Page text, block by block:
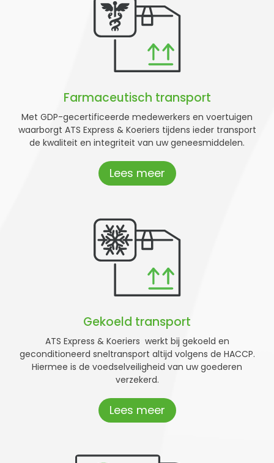
Farmaceutisch transport
Met GDP-gecertificeerde medewerkers en voertuigen
waarborgt ATS Express & Koeriers tijdens ieder transport
de kwaliteit en integriteit van uw geneesmiddelen.
Lees meer
Gekoeld transport
ATS Express & Koeriers werkt bij gekoeld en
geconditioneerd sneltransport altijd volgens de HACCP.
Hiermee is de voedselveiligheid van uw goederen
verzekerd.
Lees meer